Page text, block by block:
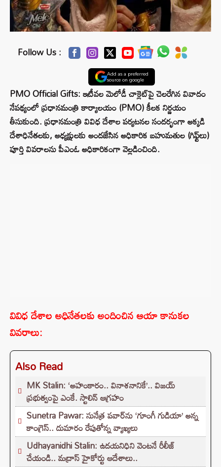
Follow Us :
Add as a preferred
source on google
PMO Official Gifts: ఇటీవల మెలోడీ చాక్లెట్‌పై చెలరేగిన వివాదం
నేపథ్యంలో ప్రధానమంత్రి కార్యాలయం (PMO) కీలక నిర్ణయం
తీసుకుంది. ప్రధానమంత్రి వివిధ దేశాల పర్యటనల సందర్భంగా అక్కడి
దేశాధినేతలకు, అధ్యక్షులకు అందజేసిన అధికారిక బహుమతుల (గిఫ్ట్‌లు)
పూర్తి వివరాలను పీఎంఓ అధికారికంగా వెల్లడించింది.
వివిధ దేశాల అధినేతలకు అందించిన ఆయా కానుకల
వివరాలు:
Also Read
MK Stalin: ‘అహంకారం.. వినాశనానికే’.. విజయ్
ప్రభుత్వంపై ఎంకే. స్టాలిన్ ఆగ్రహం
Sunetra Pawar: సునేత్ర పవార్‌‌ను ‘గూంగీ గుడియా’ అన్న
కాంగ్రెస్.. దుమారం రేపుతోన్న వ్యాఖ్యలు
Udhayanidhi Stalin: ఉదయనిధిని వెంటనే రీలీజ్
చేయండి.. మద్రాస్ హైకోర్టు ఆదేశాలు..